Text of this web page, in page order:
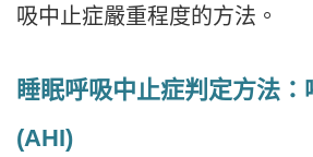
吸中止症嚴重程度的方法。
睡眠呼吸中止症判定方法
(AHI)